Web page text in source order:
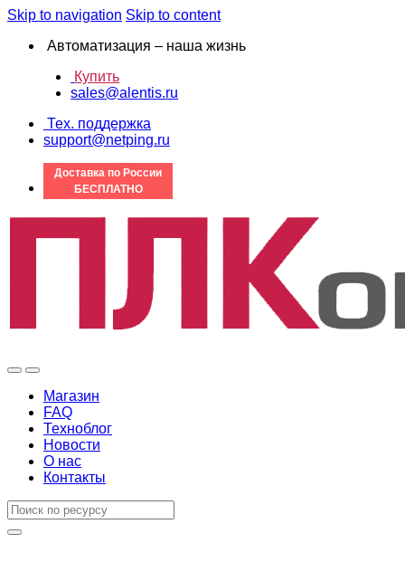
Skip to navigation Skip to content
Автоматизация – наша жизнь
Купить
sales@alentis.ru
Тех. поддержка
support@netping.ru
Доставка по России
БЕСПЛАТНО
Магазин
FAQ
Техноблог
Новости
О нас
Контакты